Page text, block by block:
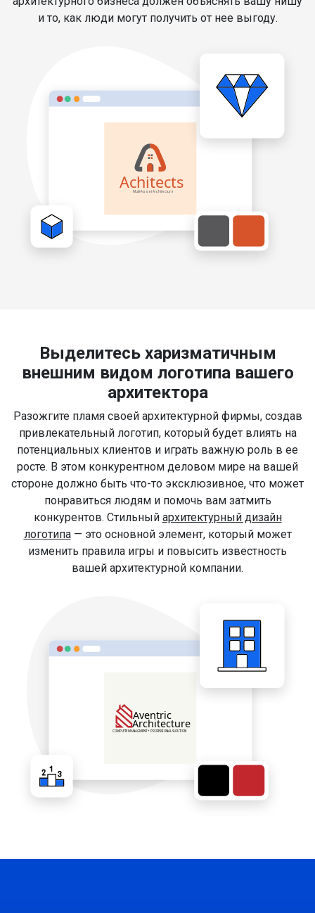
и то, как люди могут получить от нее выгоду.
Выделитесь харизматичным
внешним видом логотипа вашего
архитектора
Разожгите пламя своей архитектурной фирмы, создав
привлекательный логотип, который будет влиять на
потенциальных клиентов и играть важную роль в ее
росте. В этом конкурентном деловом мире на вашей
стороне должно быть что-то эксклюзивное, что может
понравиться людям и помочь вам затмить
конкурентов. Стильный архитектурный дизайн
логотипа— это основной элемент, который может
изменить правила игры и повысить известность
вашей архитектурной компании.